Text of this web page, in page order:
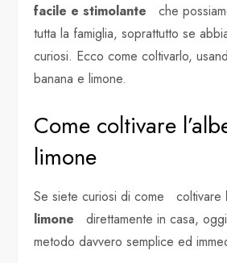
facile e stimolante che
tutta la famiglia, soprattutto se
curiosi. Ecco come coltivarlo,
banana e limone.
Come coltivare
limone
Se siete curiosi di come coltivare
limone direttamente in casa,
metodo davvero semplice ed